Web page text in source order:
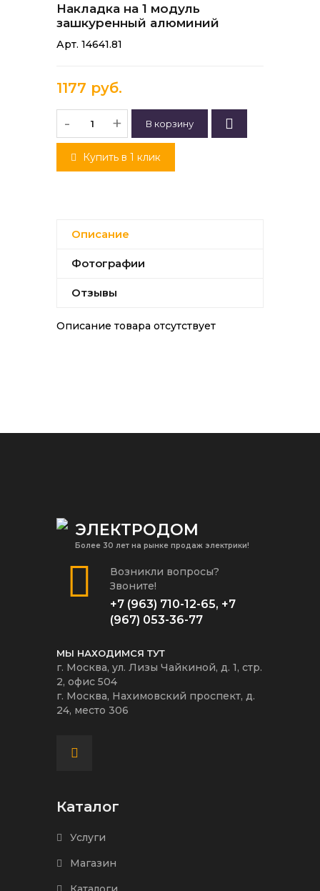
Накладка на 1 модуль
зашкуренный алюминий
Арт. 14641.81
1177 руб.
- +
Купить в 1 клик
Описание
Фотографии
Отзывы
Описание товара отсутствует
ЭЛЕКТРОДОМ
Более 30 лет на рынке продаж электрики!
Возникли вопросы?
Звоните!
+7 (963) 710-12-65, +7
(967) 053-36-77
МЫ НАХОДИМСЯ ТУТ
г. Москва, ул. Лизы Чайкиной, д. 1, стр.
2, офис 504
г. Москва, Нахимовский проспект, д.
24, место 306
Каталог
Услуги
Магазин